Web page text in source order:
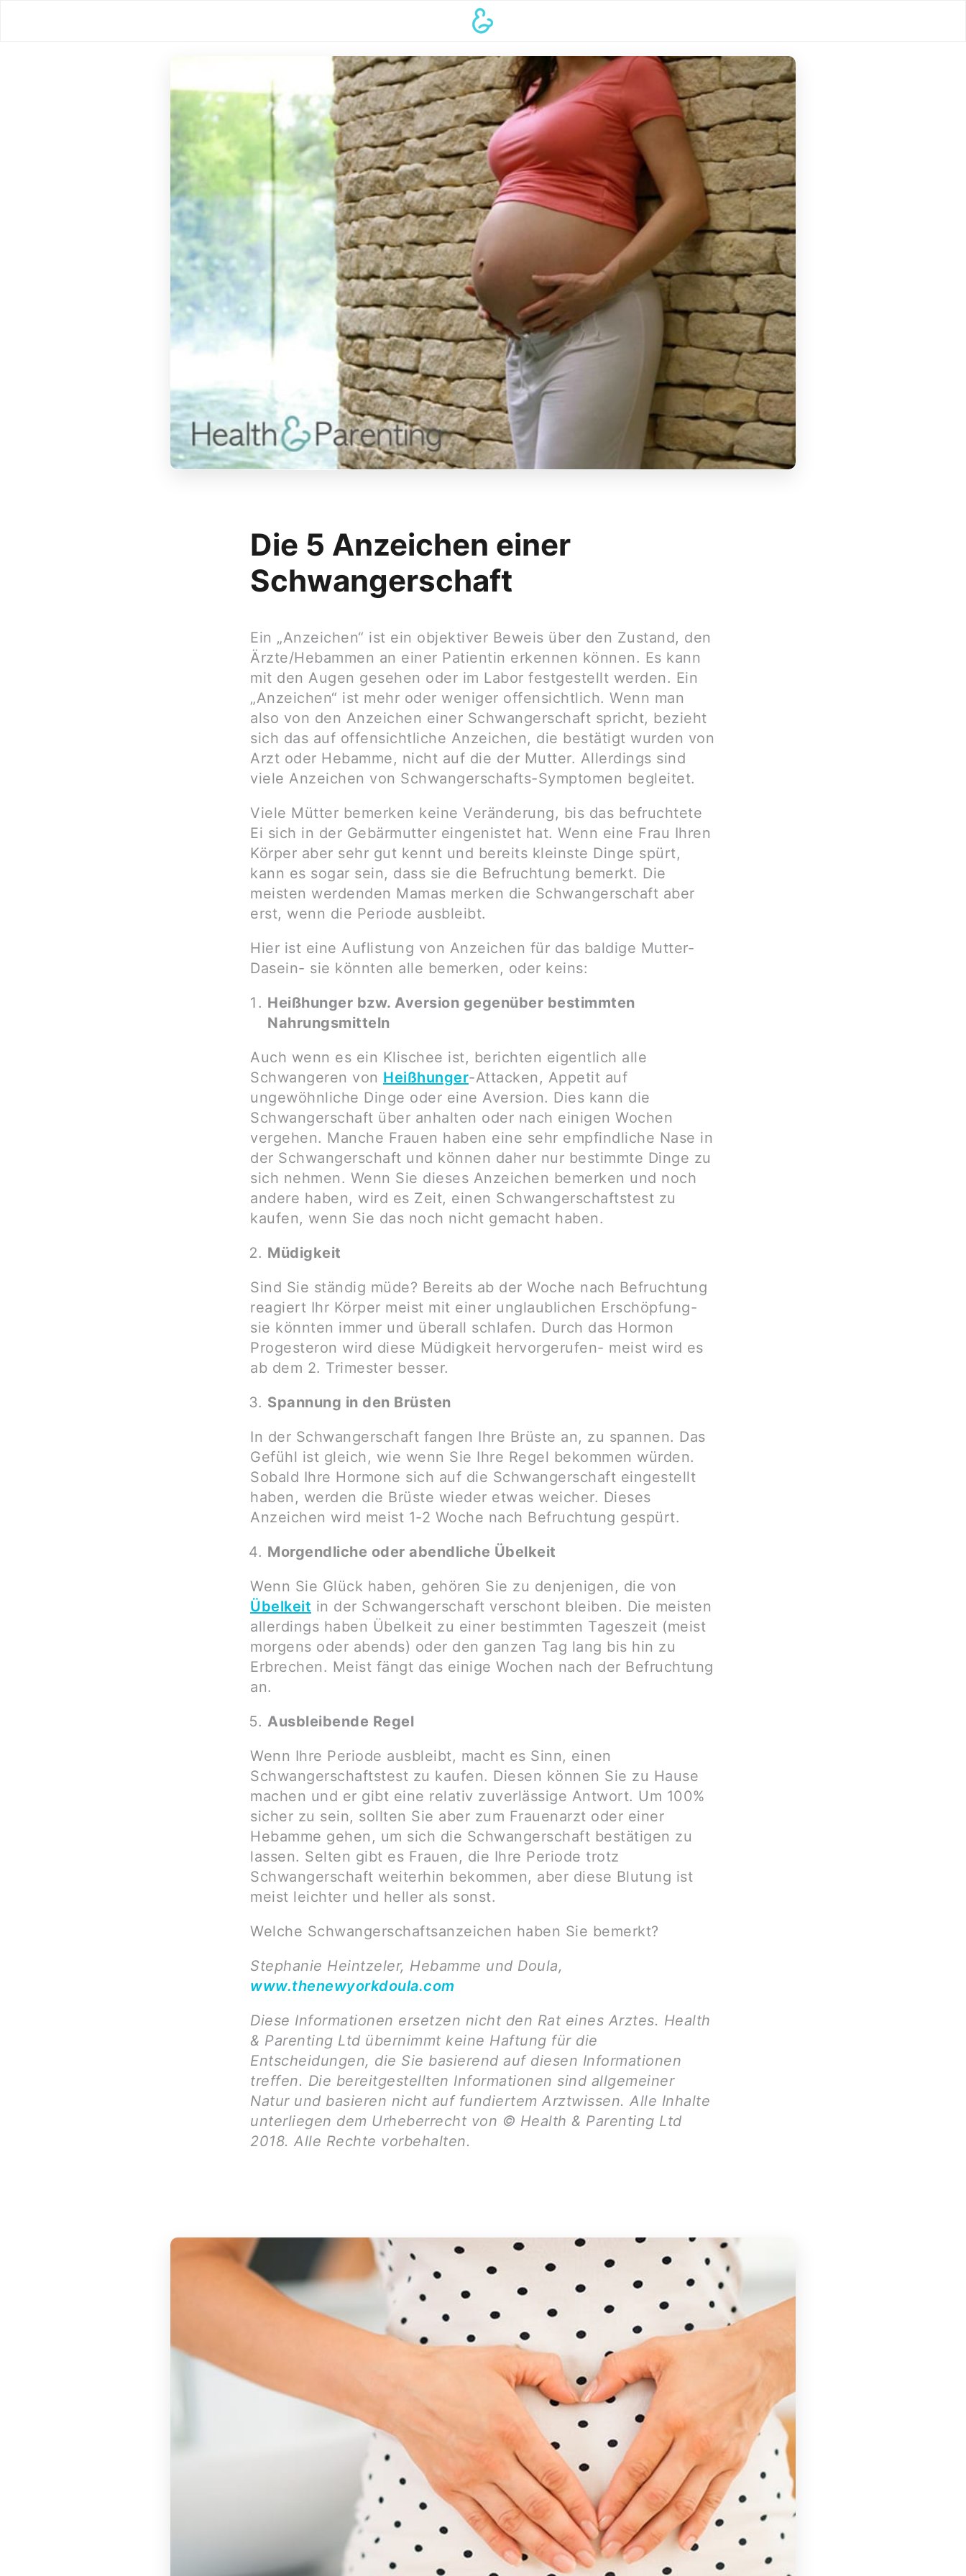
Die 5 Anzeichen einer
Schwangerschaft
Ein „Anzeichen“ ist ein objektiver Beweis über den Zustand, den
Ärzte/Hebammen an einer Patientin erkennen können. Es kann
mit den Augen gesehen oder im Labor festgestellt werden. Ein
„Anzeichen“ ist mehr oder weniger offensichtlich. Wenn man
also von den Anzeichen einer Schwangerschaft spricht, bezieht
sich das auf offensichtliche Anzeichen, die bestätigt wurden von
Arzt oder Hebamme, nicht auf die der Mutter. Allerdings sind
viele Anzeichen von Schwangerschafts-Symptomen begleitet.
Viele Mütter bemerken keine Veränderung, bis das befruchtete
Ei sich in der Gebärmutter eingenistet hat. Wenn eine Frau Ihren
Körper aber sehr gut kennt und bereits kleinste Dinge spürt,
kann es sogar sein, dass sie die Befruchtung bemerkt. Die
meisten werdenden Mamas merken die Schwangerschaft aber
erst, wenn die Periode ausbleibt.
Hier ist eine Auflistung von Anzeichen für das baldige Mutter-
Dasein- sie könnten alle bemerken, oder keins:
Heißhunger bzw. Aversion gegenüber bestimmten
Nahrungsmitteln
Auch wenn es ein Klischee ist, berichten eigentlich alle
Schwangeren von Heißhunger-Attacken, Appetit auf
ungewöhnliche Dinge oder eine Aversion. Dies kann die
Schwangerschaft über anhalten oder nach einigen Wochen
vergehen. Manche Frauen haben eine sehr empfindliche Nase in
der Schwangerschaft und können daher nur bestimmte Dinge zu
sich nehmen. Wenn Sie dieses Anzeichen bemerken und noch
andere haben, wird es Zeit, einen Schwangerschaftstest zu
kaufen, wenn Sie das noch nicht gemacht haben.
Müdigkeit
Sind Sie ständig müde? Bereits ab der Woche nach Befruchtung
reagiert Ihr Körper meist mit einer unglaublichen Erschöpfung-
sie könnten immer und überall schlafen. Durch das Hormon
Progesteron wird diese Müdigkeit hervorgerufen- meist wird es
ab dem 2. Trimester besser.
Spannung in den Brüsten
In der Schwangerschaft fangen Ihre Brüste an, zu spannen. Das
Gefühl ist gleich, wie wenn Sie Ihre Regel bekommen würden.
Sobald Ihre Hormone sich auf die Schwangerschaft eingestellt
haben, werden die Brüste wieder etwas weicher. Dieses
Anzeichen wird meist 1-2 Woche nach Befruchtung gespürt.
Morgendliche oder abendliche Übelkeit
Wenn Sie Glück haben, gehören Sie zu denjenigen, die von
Übelkeit in der Schwangerschaft verschont bleiben. Die meisten
allerdings haben Übelkeit zu einer bestimmten Tageszeit (meist
morgens oder abends) oder den ganzen Tag lang bis hin zu
Erbrechen. Meist fängt das einige Wochen nach der Befruchtung
an.
Ausbleibende Regel
Wenn Ihre Periode ausbleibt, macht es Sinn, einen
Schwangerschaftstest zu kaufen. Diesen können Sie zu Hause
machen und er gibt eine relativ zuverlässige Antwort. Um 100%
sicher zu sein, sollten Sie aber zum Frauenarzt oder einer
Hebamme gehen, um sich die Schwangerschaft bestätigen zu
lassen. Selten gibt es Frauen, die Ihre Periode trotz
Schwangerschaft weiterhin bekommen, aber diese Blutung ist
meist leichter und heller als sonst.
Welche Schwangerschaftsanzeichen haben Sie bemerkt?
Stephanie Heintzeler, Hebamme und Doula,
www.thenewyorkdoula.com
Diese Informationen ersetzen nicht den Rat eines Arztes. Health
& Parenting Ltd übernimmt keine Haftung für die
Entscheidungen, die Sie basierend auf diesen Informationen
treffen. Die bereitgestellten Informationen sind allgemeiner
Natur und basieren nicht auf fundiertem Arztwissen. Alle Inhalte
unterliegen dem Urheberrecht von © Health & Parenting Ltd
2018. Alle Rechte vorbehalten.